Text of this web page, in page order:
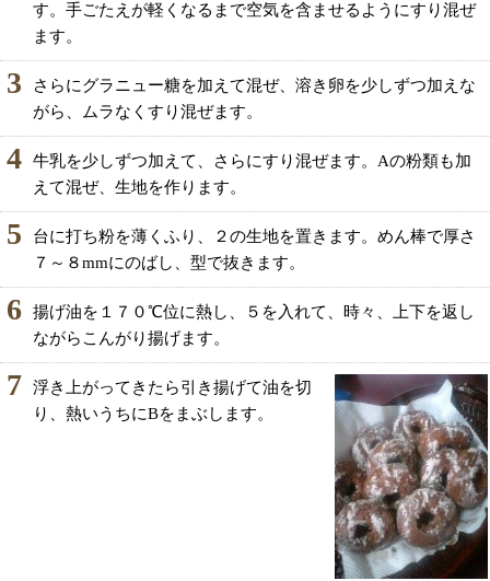
す。手ごたえが軽くなるまで空気を含ませるようにすり混ぜ
ます。
3
さらにグラニュー糖を加えて混ぜ、溶き卵を少しずつ加えな
がら、ムラなくすり混ぜます。
4
牛乳を少しずつ加えて、さらにすり混ぜます。Aの粉類も加
えて混ぜ、生地を作ります。
5
台に打ち粉を薄くふり、２の生地を置きます。めん棒で厚さ
７～８mmにのばし、型で抜きます。
6
揚げ油を１７０℃位に熱し、５を入れて、時々、上下を返し
ながらこんがり揚げます。
7
浮き上がってきたら引き揚げて油を切
り、熱いうちにBをまぶします。